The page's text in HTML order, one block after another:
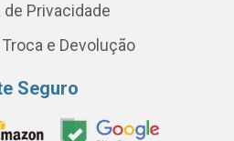
de Privacidade
e Devolução
Seguro